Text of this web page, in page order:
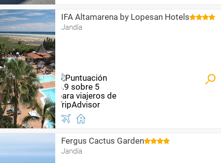
IFA Altamarena by Lopesan Hotels
Jandía
Fergus Cactus Garden
Jandía